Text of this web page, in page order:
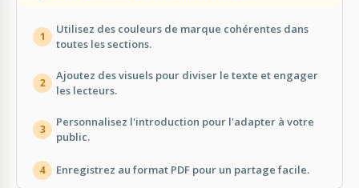
1
Utilisez des couleurs de marque cohérentes dans
toutes les sections.
2
Ajoutez des visuels pour diviser le texte et engager
les lecteurs.
3
Personnalisez l'introduction pour l'adapter à votre
public.
4 Enregistrez au format PDF pour un partage facile.